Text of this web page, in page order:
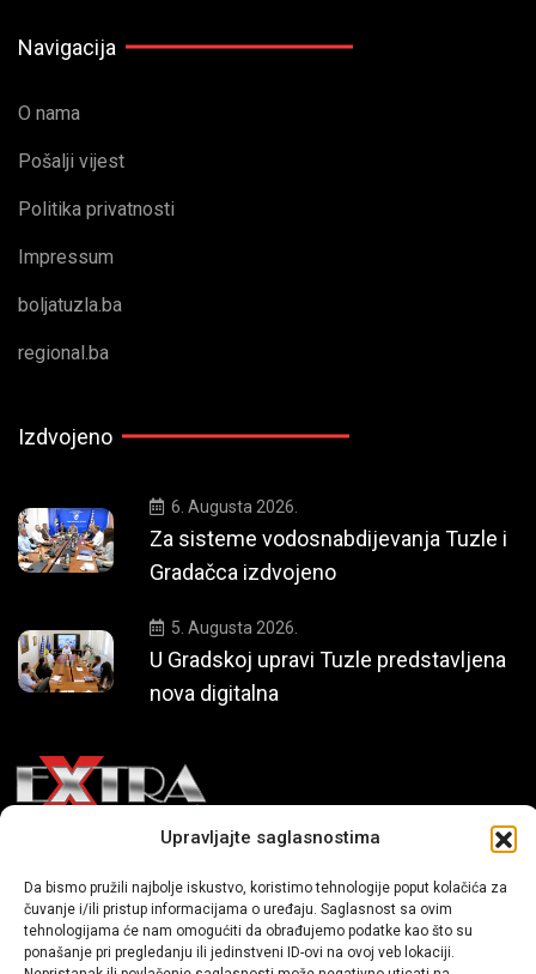
Upravljajte saglasnostima
Da bismo pružili najbolje iskustvo, koristimo tehnologije poput kolačića za
čuvanje i/ili pristup informacijama o uređaju. Saglasnost sa ovim
tehnologijama će nam omogućiti da obrađujemo podatke kao što su
ponašanje pri pregledanju ili jedinstveni ID-ovi na ovoj veb lokaciji.
Navigacija
O nama
Pošalji vijest
Politika privatnosti
Impressum
boljatuzla.ba
regional.ba
Izdvojeno
6. Augusta 2026.
Za sisteme vodosnabdijevanja Tuzle i
Gradačca izdvojeno
5. Augusta 2026.
U Gradskoj upravi Tuzle predstavljena
nova digitalna
priče iz života, svijeta showbiza, lifestyle-a i popularne kulture.